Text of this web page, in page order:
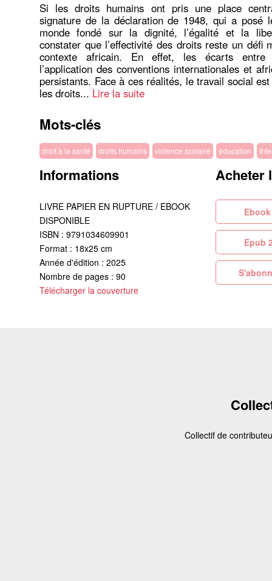
Si les droits humains ont pris une place
signature de la déclaration de 1948, qui a posé
monde fondé sur la dignité, l’égalité et la
constater que l’effectivité des droits reste un défi
contexte africain. En effet, les écarts entre
l’application des conventions internationales et
persistants. Face à ces réalités, le travail social
les droits... Lire la suite
Mots-clés
droit à la santé droits humains violence scolaire éducation
Informations
LIVRE PAPIER EN RUPTURE / EBOOK
DISPONIBLE
ISBN : 9791034609901
Format : 18x25 cm
Année d'édition : 2025
Nombre de pages : 90
Télécharger la couverture
Acheter
Collectif de